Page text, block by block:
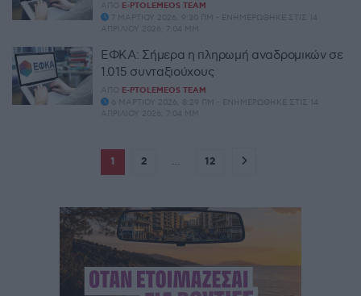
ΑΠΌ E-PTOLEMEOS TEAM
7 ΜΑΡΤΊΟΥ 2026, 9:30 ΠΜ - ΕΝΗΜΕΡΏΘΗΚΕ ΣΤΙΣ 14
ΑΠΡΙΛΊΟΥ 2026, 7:04 ΜΜ
ΕΦΚΑ: Σήμερα η πληρωμή αναδρομικών σε
1.015 συνταξιούχους
ΑΠΌ E-PTOLEMEOS TEAM
6 ΜΑΡΤΊΟΥ 2026, 8:29 ΠΜ - ΕΝΗΜΕΡΏΘΗΚΕ ΣΤΙΣ 14
ΑΠΡΙΛΊΟΥ 2026, 7:04 ΜΜ
1 2 … 12